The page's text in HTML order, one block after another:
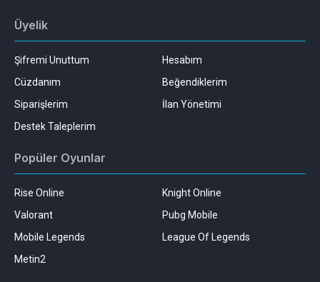
Üyelik
Şifremi Unuttum
Hesabım
Cüzdanım
Beğendiklerim
Siparişlerim
İlan Yönetimi
Destek Taleplerim
Popüler Oyunlar
Rise Online
Knight Online
Valorant
Pubg Mobile
Mobile Legends
League Of Legends
Metin2